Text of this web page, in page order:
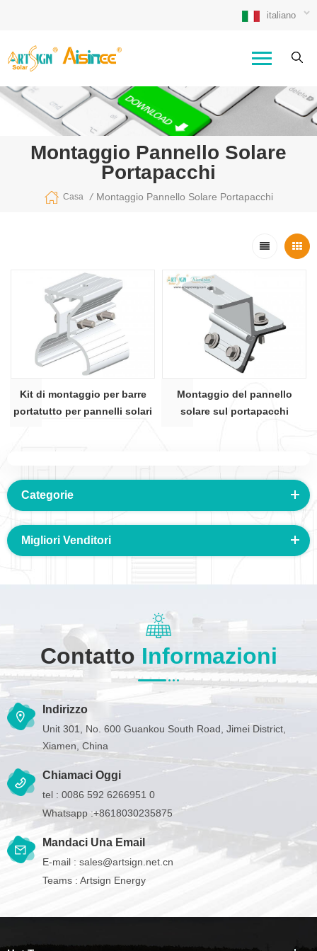
italiano
Montaggio Pannello Solare
Portapacchi
Casa / Montaggio Pannello Solare Portapacchi
Kit di montaggio per barre
portatutto per pannelli solari
Montaggio del pannello
solare sul portapacchi
Categorie
Migliori Venditori
Contatto Informazioni
Indirizzo
Unit 301, No. 600 Guankou South Road, Jimei District,
Xiamen, China
Chiamaci Oggi
tel : 0086 592 6266951 0
Whatsapp :+8618030235875
Mandaci Una Email
E-mail : sales@artsign.net.cn
Teams : Artsign Energy